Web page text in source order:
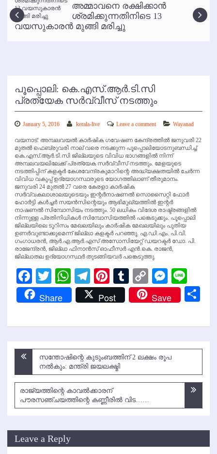
കോഴിക്കോട് വിമാനത്താവളത്തില്‍ അനധികൃത പാര്‍ക്കിംഗ് പിരിവ് :
പരാതി തള്ളി
അമ്മാവനെ രക്ഷിക്കാന്‍
ശ്രമിക്കുന്നതിനിടെ 13
വയസുകാരന്‍ മുങ്ങി മരിച്ചു
പൂപ്പൊലി: കെ.എസ്.ആര്‍.ടി.സി
പ്രത്യേക സര്‍വ്വീസ് നടത്തും
January 5, 2016 kerala-live Leave a comment Wayanad
വയനാട്: അമ്പലവയല്‍ കാര്‍ഷിക ഗവേഷണ കേന്ദ്രത്തില്‍ ജനുവരി 22
മുതല്‍ ഫെബ്രുവരി നാല് വരെ നടക്കുന്ന പൂപ്പൊലിയോടനുബന്ധിച്ച്
കെ.എസ്.ആര്‍.ടി.സി ജില്ലയുടെ വിവിധ ഭാഗങ്ങളില്‍ നിന്ന്
അമ്പലവയലിലേക്ക് പ്രത്യേക സര്‍വ്വീസ് നടത്തും. മേളയുടെ
നടത്തിപ്പിന് കളക്ടര്‍ കേശവേന്ദ്രകുമാറിന്റെ അദ്ധ്യക്ഷതയില്‍ ചേര്‍ന്ന
വിവിധ വകുപ്പ് ഉദ്യോഗസ്ഥരുടെ യോഗത്തിലാണ് തീരുമാനം.
ജനുവരി 24 മുതല്‍ 27 വരെ കേരളാ കാര്‍ഷിക
സര്‍വ്വകലാശാലയുടെയും ഇന്റര്‍നാഷണല്‍ സൊസൈറ്റി ഫോര്‍
ഹോര്‍ട്ടി കള്‍ച്ചര്‍ സയന്‍സിന്റെയും ആഭിമുഖ്യത്തില്‍ ഇന്റര്‍
നാഷണല്‍ സിമ്പോസിയം നടത്തും. 50 ലധികം വിദേശ രാഷ്ട്രങ്ങളില്‍
നിന്നുള്ള പ്രതിനിധികള്‍ സിമ്പോസിയത്തില്‍ പങ്കെടുക്കും. പൂപ്പൊലി
ജില്ലയിലെ ടൂറിസം മേഖലയിലും കാര്‍ഷിക മേഖലയിലും പുതിയ
ഉണര്‍വുണ്ടാക്കുമെന്ന് ജില്ലാ കളക്ടര്‍ പറഞ്ഞു. എ.ഡി.എം. പി.വി.
ഗംഗാധരന്‍, ആര്‍.എ.ആര്‍.എസ് അസോസിയേറ്റ് ഡയറക്ടര്‍ ഡോ. പി.
രാജേന്ദ്രന്‍, ജില്ലാ ഫിനാന്‍സ് ഓഫീസര്‍ എന്‍.കെ. രാജന്‍,
ജില്ലാതല ഉദ്യോഗസ്ഥര്‍ തുടങ്ങിയവര്‍ പങ്കെടുത്തു.
Facebook
Twitter
WhatsApp
Telegram
Pinterest
Tumblr
Copy
Link
Share Post Save
Post
navigation
സന്തോഷിന്റെ കുടുംബത്തിന് 2 ലക്ഷം രൂപ
നല്‍കും: മന്ത്രി ജയലക്ഷ്മി
രാജ്യത്തിന്റെ കാവല്‍ക്കാരന്
പൗരസഞ്ചയത്തിന്റെ കണ്ണീരില്‍ വിട……
Leave a Reply